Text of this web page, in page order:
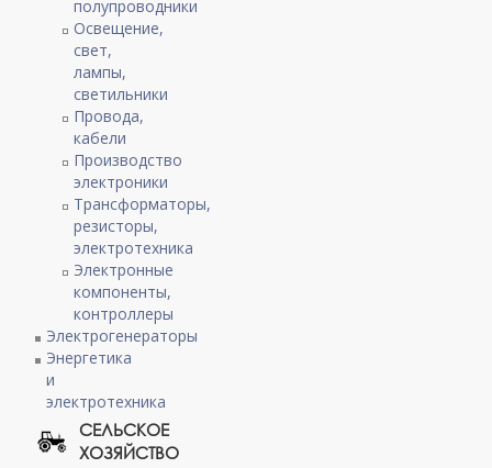
полупроводники
Освещение,
свет,
лампы,
светильники
Провода,
кабели
Производство
электроники
Трансформаторы,
резисторы,
электротехника
Электронные
компоненты,
контроллеры
Электрогенераторы
Энергетика
и
электротехника
СЕЛЬСКОЕ
ХОЗЯЙСТВО